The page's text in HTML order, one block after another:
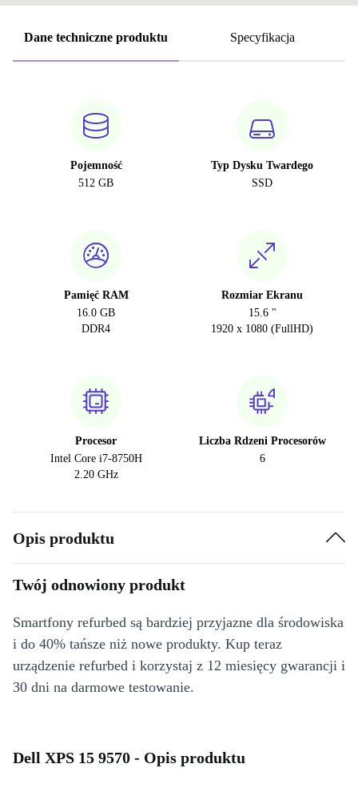
Dane techniczne produktu Specyfikacja
Pojemność
512 GB
Typ Dysku Twardego
SSD
Pamięć RAM
16.0 GB
DDR4
Rozmiar Ekranu
15.6 "
1920 x 1080 (FullHD)
Procesor
Intel Core i7-8750H
2.20 GHz
Liczba Rdzeni Procesorów
6
Opis produktu
Twój odnowiony produkt
Smartfony refurbed są bardziej przyjazne dla środowiska
i do 40% tańsze niż nowe produkty. Kup teraz
urządzenie refurbed i korzystaj z 12 miesięcy gwarancji i
30 dni na darmowe testowanie.
Dell XPS 15 9570 - Opis produktu